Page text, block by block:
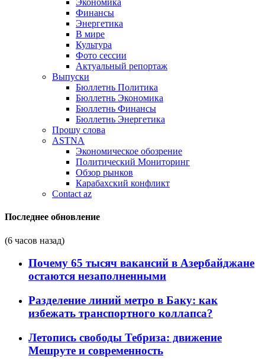
Экономика
Финансы
Энергетика
В мире
Культура
Фото сессии
Актуальный репортаж
Выпуски
Бюллетнь Политика
Бюллетнь Экономика
Бюллетнь Финансы
Бюллетнь Энергетика
Прошу слова
ASTNA
Экономическое обозрение
Политический Мониторинг
Обзор рынков
Карабахский конфликт
Contact az
Последнее обновление
(6 часов назад)
Почему 65 тысяч вакансий в Азербайджане
остаются незаполненными
Разделение линий метро в Баку: как
избежать транспортного коллапса?
Летопись свободы Тебриза: движение
Мешруте и современность